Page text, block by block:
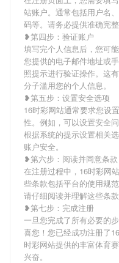
站账户。通常包括用户名
码等。请务必提供准确完
❥第四步：验证账户
填写完个人信息后，您可
您提供的电子邮件地址或
照提示进行验证操作。这
分子滥用您的个人信息。
❥第五步：设置安全选项
16时彩网站通常要求您设
性。例如，可以设置安全
根据系统的提示设置相关
账户安全。
❥第六步：阅读并同意条款
在注册过程中，16时彩网
些条款包括平台的使用规
请仔细阅读并理解这些条
❥第七步：完成注册
一旦您完成了所有必要的
喜您！您已经成功注册了
时彩网站提供的丰富体育
兴奋。